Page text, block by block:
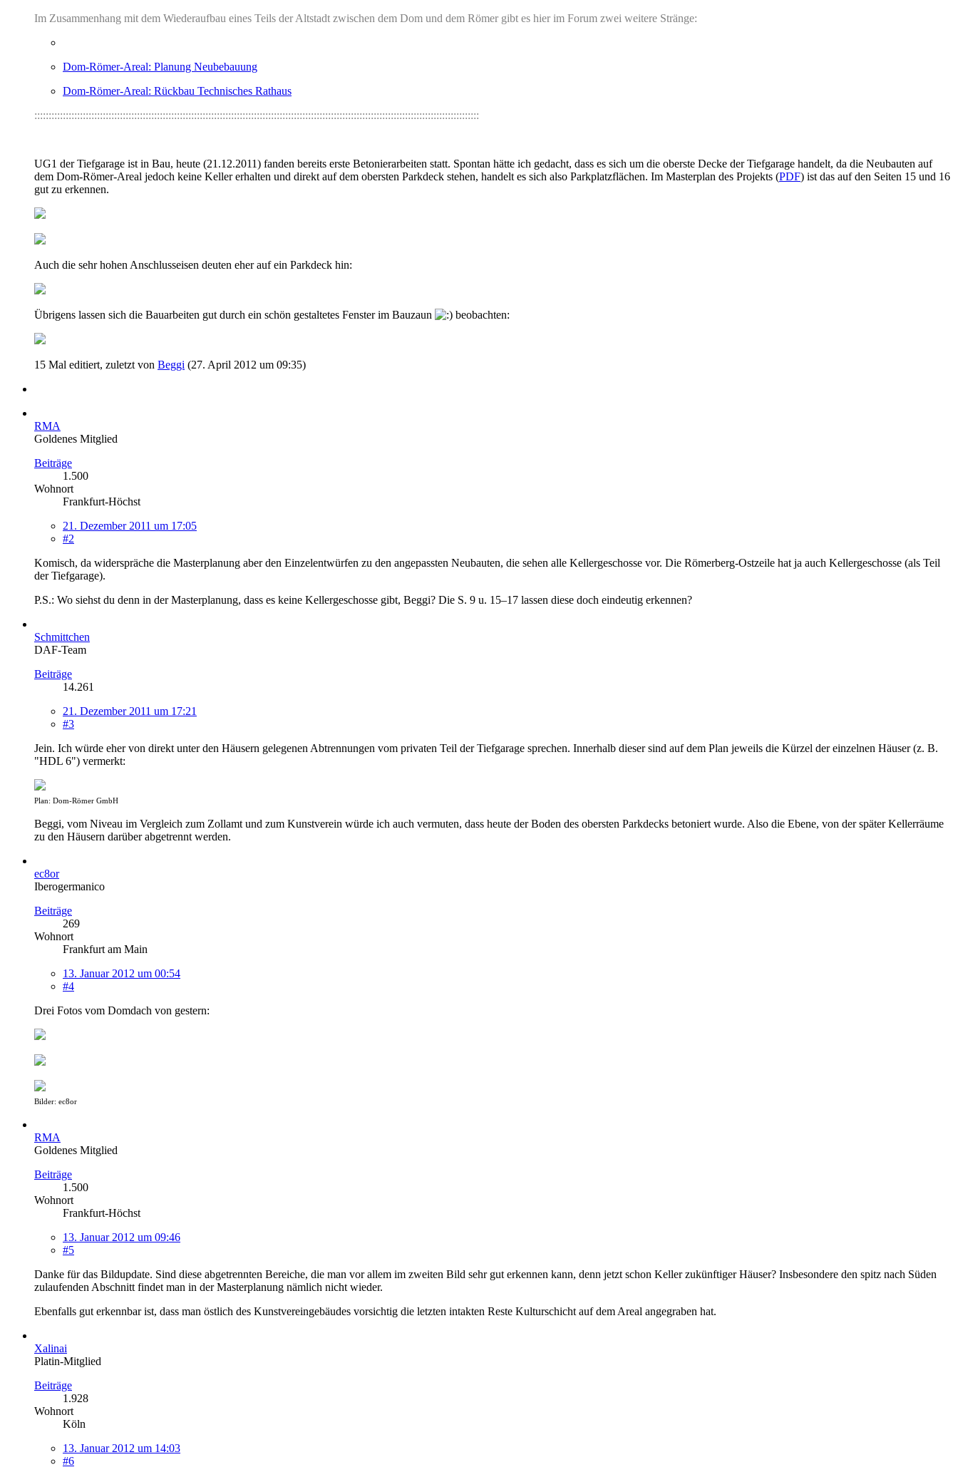
Im Zusammenhang mit dem Wiederaufbau eines Teils der Altstadt zwischen dem Dom und dem Römer gibt es hier im Forum zwei weitere Stränge:
Dom-Römer-Areal: Planung Neubebauung
Dom-Römer-Areal: Rückbau Technisches Rathaus
::::::::::::::::::::::::::::::::::::::::::::::::::::::::::::::::::::::::::::::::::::::::::::::::::::::::::::::::::::::::::::::::::::::::::::::::::::::::::::
UG1 der Tiefgarage ist in Bau, heute (21.12.2011) fanden bereits erste Betonierarbeiten statt. Spontan hätte ich gedacht, dass es sich um die oberste Decke der Tiefgarage handelt, da die Neubauten auf
dem Dom-Römer-Areal jedoch keine Keller erhalten und direkt auf dem obersten Parkdeck stehen, handelt es sich also Parkplatzflächen. Im Masterplan des Projekts (PDF) ist das auf den Seiten 15 und 16
gut zu erkennen.
Auch die sehr hohen Anschlusseisen deuten eher auf ein Parkdeck hin:
Übrigens lassen sich die Bauarbeiten gut durch ein schön gestaltetes Fenster im Bauzaun beobachten:
15 Mal editiert, zuletzt von Beggi (27. April 2012 um 09:35)
RMA
Goldenes Mitglied
Beiträge
1.500
Wohnort
Frankfurt-Höchst
21. Dezember 2011 um 17:05
#2
Komisch, da widerspräche die Masterplanung aber den Einzelentwürfen zu den angepassten Neubauten, die sehen alle Kellergeschosse vor. Die Römerberg-Ostzeile hat ja auch Kellergeschosse (als Teil
der Tiefgarage).
P.S.: Wo siehst du denn in der Masterplanung, dass es keine Kellergeschosse gibt, Beggi? Die S. 9 u. 15–17 lassen diese doch eindeutig erkennen?
Schmittchen
DAF-Team
Beiträge
14.261
21. Dezember 2011 um 17:21
#3
Jein. Ich würde eher von direkt unter den Häusern gelegenen Abtrennungen vom privaten Teil der Tiefgarage sprechen. Innerhalb dieser sind auf dem Plan jeweils die Kürzel der einzelnen Häuser (z. B.
"HDL 6") vermerkt:
Plan: Dom-Römer GmbH
Beggi, vom Niveau im Vergleich zum Zollamt und zum Kunstverein würde ich auch vermuten, dass heute der Boden des obersten Parkdecks betoniert wurde. Also die Ebene, von der später Kellerräume
zu den Häusern darüber abgetrennt werden.
ec8or
Iberogermanico
Beiträge
269
Wohnort
Frankfurt am Main
13. Januar 2012 um 00:54
#4
Drei Fotos vom Domdach von gestern:
Bilder: ec8or
RMA
Goldenes Mitglied
Beiträge
1.500
Wohnort
Frankfurt-Höchst
13. Januar 2012 um 09:46
#5
Danke für das Bildupdate. Sind diese abgetrennten Bereiche, die man vor allem im zweiten Bild sehr gut erkennen kann, denn jetzt schon Keller zukünftiger Häuser? Insbesondere den spitz nach Süden
zulaufenden Abschnitt findet man in der Masterplanung nämlich nicht wieder.
Ebenfalls gut erkennbar ist, dass man östlich des Kunstvereingebäudes vorsichtig die letzten intakten Reste Kulturschicht auf dem Areal angegraben hat.
Xalinai
Platin-Mitglied
Beiträge
1.928
Wohnort
Köln
13. Januar 2012 um 14:03
#6